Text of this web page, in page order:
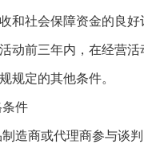
和社会保障资金的良好
动前三年内，在经营活
规定的其他条件。
条件
造商或代理商参与谈判